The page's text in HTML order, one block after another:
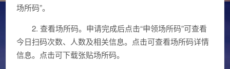
场所码”。
2. 查看场所码。申请完成后点击“申领场所码”可查看
今日扫码次数、人数及相关信息。点击可查看场所码详情
信息。点击可下载张贴场所码。